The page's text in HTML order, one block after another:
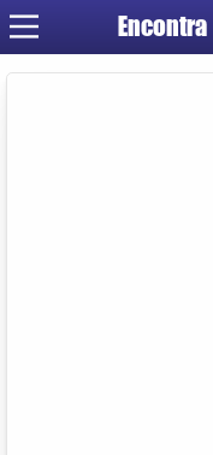
Encontra